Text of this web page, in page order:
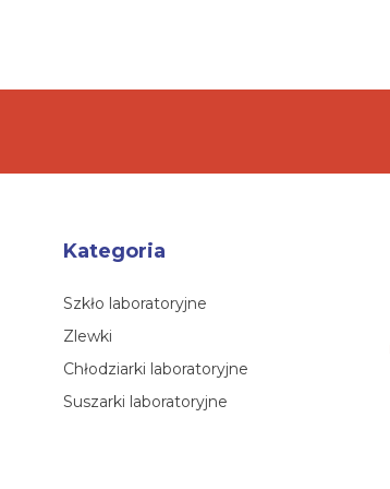
Kategoria
Szkło laboratoryjne
Zlewki
Chłodziarki laboratoryjne
Suszarki laboratoryjne